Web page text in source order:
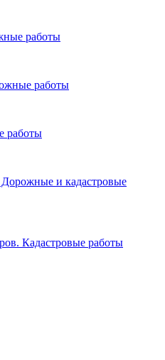
работы
работы
работы
и кадастровые
Кадастровые работы